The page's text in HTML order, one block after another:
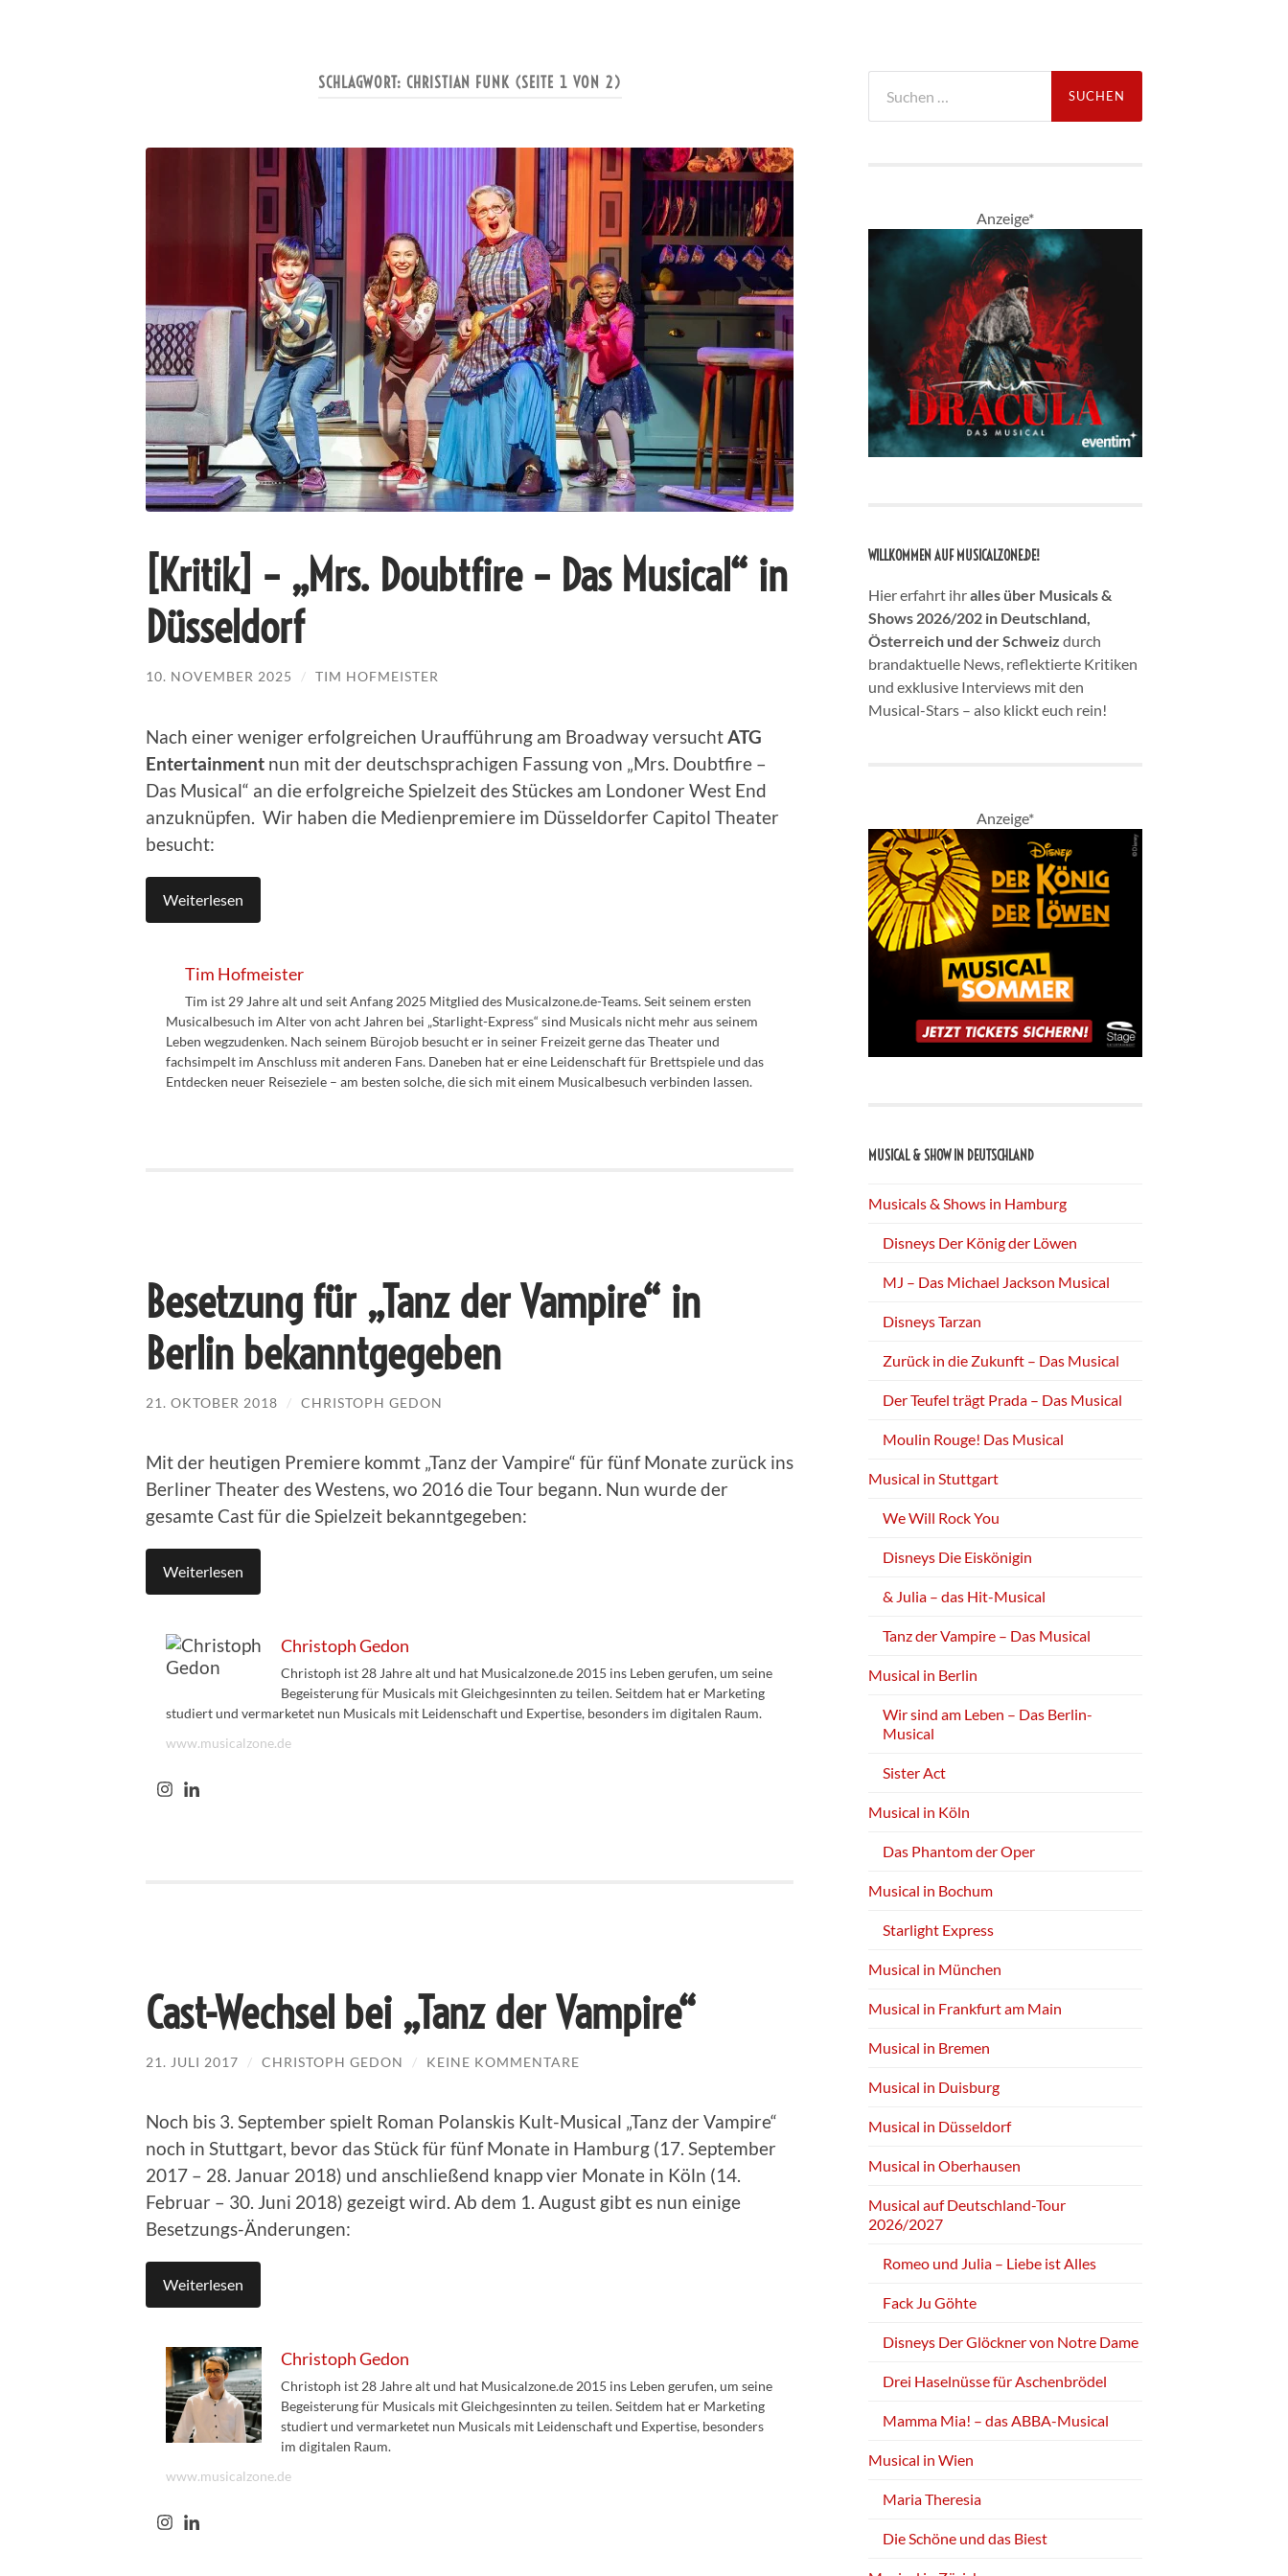
SCHLAGWORT: CHRISTIAN FUNK (SEITE 1 VON 2)
[Kritik] – „Mrs. Doubtfire – Das Musical“ in
Düsseldorf
10. NOVEMBER 2025 / TIM HOFMEISTER
Nach einer weniger erfolgreichen Uraufführung am Broadway versuchtATG
Entertainment nun mit der deutschsprachigen Fassung von „Mrs. Doubtfire –
Das Musical“ an die erfolgreiche Spielzeit des Stückes am Londoner West End
anzuknüpfen. Wir haben die Medienpremiere im Düsseldorfer Capitol Theater
besucht:
Weiterlesen
Tim Hofmeister
Tim ist 29 Jahre alt und seit Anfang 2025 Mitglied des Musicalzone.de-Teams. Seit seinem ersten
Musicalbesuch im Alter von acht Jahren bei „Starlight-Express“ sind Musicals nicht mehr aus seinem
Leben wegzudenken. Nach seinem Bürojob besucht er in seiner Freizeit gerne das Theater und
fachsimpelt im Anschluss mit anderen Fans. Daneben hat er eine Leidenschaft für Brettspiele und das
Entdecken neuer Reiseziele – am besten solche, die sich mit einem Musicalbesuch verbinden lassen.
Besetzung für „Tanz der Vampire“ in
Berlin bekanntgegeben
21. OKTOBER 2018 / CHRISTOPH GEDON
Mit der heutigen Premiere kommt „Tanz der Vampire“ für fünf Monate zurück ins
Berliner Theater des Westens, wo 2016 die Tour begann. Nun wurde der
gesamte Cast für die Spielzeit bekanntgegeben:
Weiterlesen
Christoph Gedon
Christoph ist 28 Jahre alt und hat Musicalzone.de 2015 ins Leben gerufen, um seine
Begeisterung für Musicals mit Gleichgesinnten zu teilen. Seitdem hat er Marketing
studiert und vermarketet nun Musicals mit Leidenschaft und Expertise, besonders im digitalen Raum.
www.musicalzone.de
Cast-Wechsel bei „Tanz der Vampire“
21. JULI 2017 / CHRISTOPH GEDON / KEINE KOMMENTARE
Noch bis 3. September spielt Roman Polanskis Kult-Musical „Tanz der Vampire“
noch in Stuttgart, bevor das Stück für fünf Monate in Hamburg (17. September
2017 – 28. Januar 2018) und anschließend knapp vier Monate in Köln (14.
Februar – 30. Juni 2018) gezeigt wird. Ab dem 1. August gibt es nun einige
Besetzungs-Änderungen:
Weiterlesen
Christoph Gedon
Christoph ist 28 Jahre alt und hat Musicalzone.de 2015 ins Leben gerufen, um seine
Begeisterung für Musicals mit Gleichgesinnten zu teilen. Seitdem hat er Marketing
studiert und vermarketet nun Musicals mit Leidenschaft und Expertise, besonders
im digitalen Raum.
www.musicalzone.de
nach:
Anzeige*
WILLKOMMEN AUF MUSICALZONE.DE!
Hier erfahrt ihralles über Musicals &
Shows 2026/202 in Deutschland,
Österreich und der Schweiz durch
brandaktuelle News, reflektierte Kritiken
und exklusive Interviews mit den
Musical-Stars – also klickt euch rein!
Anzeige*
MUSICAL & SHOW IN DEUTSCHLAND
Musicals & Shows in Hamburg
Disneys Der König der Löwen
MJ – Das Michael Jackson Musical
Disneys Tarzan
Zurück in die Zukunft – Das Musical
Der Teufel trägt Prada – Das Musical
Moulin Rouge! Das Musical
Musical in Stuttgart
We Will Rock You
Disneys Die Eiskönigin
& Julia – das Hit-Musical
Tanz der Vampire – Das Musical
Musical in Berlin
Wir sind am Leben – Das Berlin-
Musical
Sister Act
Musical in Köln
Das Phantom der Oper
Musical in Bochum
Starlight Express
Musical in München
Musical in Frankfurt am Main
Musical in Bremen
Musical in Duisburg
Musical in Düsseldorf
Musical in Oberhausen
Musical auf Deutschland-Tour
2026/2027
Romeo und Julia – Liebe ist Alles
Fack Ju Göhte
Disneys Der Glöckner von Notre Dame
Drei Haselnüsse für Aschenbrödel
Mamma Mia! – das ABBA-Musical
Musical in Wien
Maria Theresia
Die Schöne und das Biest